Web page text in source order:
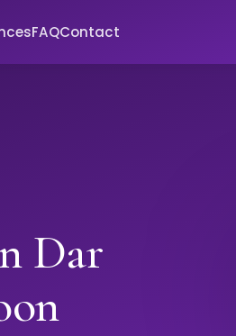
FAQContact
Dar